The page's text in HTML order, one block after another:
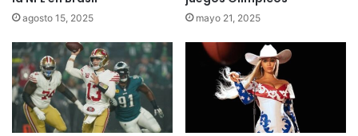
agosto 15, 2025 mayo 21, 2025